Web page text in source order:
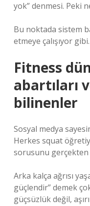
yok” denmesi. Peki
Bu noktada sistem
etmeye çalışıyor gibi.
Fitness
abartıları
bilinenler
Sosyal medya
Herkes squat
sorusunu
Arka kalça ağrısı
güçlendir” demek
güçsüzlük değil,